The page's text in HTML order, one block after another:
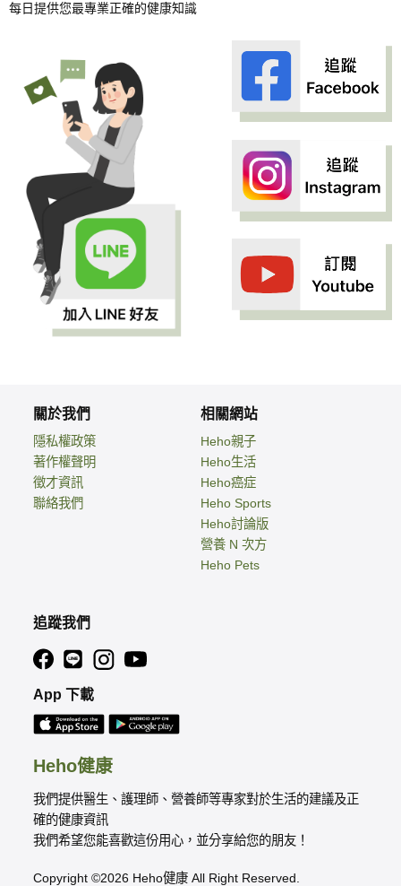
每日提供您最專業正確的健康知識
Heho健康
我們提供醫生、護理師、營養師等專家對於生活的建議及正
確的健康資訊
我們希望您能喜歡這份用心，並分享給您的朋友！
Copyright ©2026 Heho健康 All Right Reserved.
關於我們
隱私權政策
著作權聲明
徵才資訊
聯絡我們
相關網站
Heho親子
Heho生活
Heho癌症
Heho Sports
Heho討論版
營養 N 次方
Heho Pets
追蹤我們
App 下載